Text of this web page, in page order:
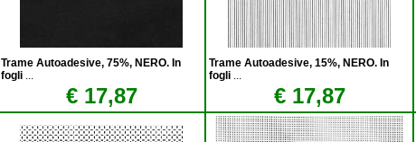
Trame Autoadesive, 75%, NERO. In
fogli ...
€ 17,87
Trame Autoadesive, 15%, NERO. In
fogli ...
€ 17,87